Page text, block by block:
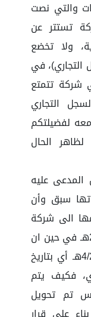
والتي نصت
تستتر عن
ولا تخضع
التجاري)، في
تتمتع
التجاري
لفضيلتكم
الحال
عليه
سبق وأن
الى شركة
((...) المحدودة) منذ تاريخ 22/6/1436هـ في حين ان
المستند المقدم صدر بتاريخ 4/2/1437هـ أي بتاريخ
فكيف يتم
تم تحويل